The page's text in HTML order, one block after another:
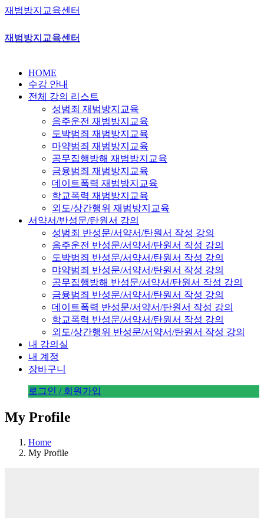
재범방지교육센터
재범방지교육센터
HOME
수강 안내
전체 강의 리스트
성범죄 재범방지교육
음주운전 재범방지교육
도박범죄 재범방지교육
마약범죄 재범방지교육
공무집행방해 재범방지교육
금융범죄 재범방지교육
데이트폭력 재범방지교육
학교폭력 재범방지교육
외도/상간행위 재범방지교육
서약서/반성문/탄원서 강의
성범죄 반성문/서약서/탄원서 작성 강의
음주운전 반성문/서약서/탄원서 작성 강의
도박범죄 반성문/서약서/탄원서 작성 강의
먀약범죄 반성문/서약서/탄원서 작성 강의
공무집행방해 반성문/서약서/탄원서 작성 강의
금융범죄 반성문/서약서/탄원서 작성 강의
데이트폭력 반성문/서약서/탄원서 작성 강의
학교폭력 반성문/서약서/탄원서 작성 강의
외도/상간행위 반성문/서약서/탄원서 작성 강의
내 강의실
내 계정
장바구니
로그인 / 회원가입
My Profile
Home
My Profile